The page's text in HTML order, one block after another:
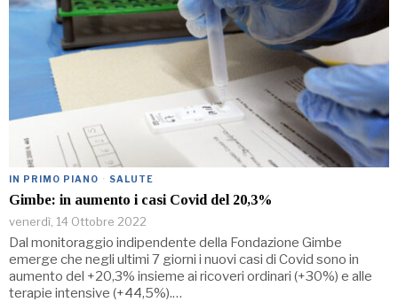
IN PRIMO PIANO · SALUTE
Gimbe: in aumento i casi Covid del 20,3%
venerdì, 14 Ottobre 2022
Dal monitoraggio indipendente della Fondazione Gimbe
emerge che negli ultimi 7 giorni i nuovi casi di Covid sono in
aumento del +20,3% insieme ai ricoveri ordinari (+30%) e alle
terapie intensive (+44,5%).…